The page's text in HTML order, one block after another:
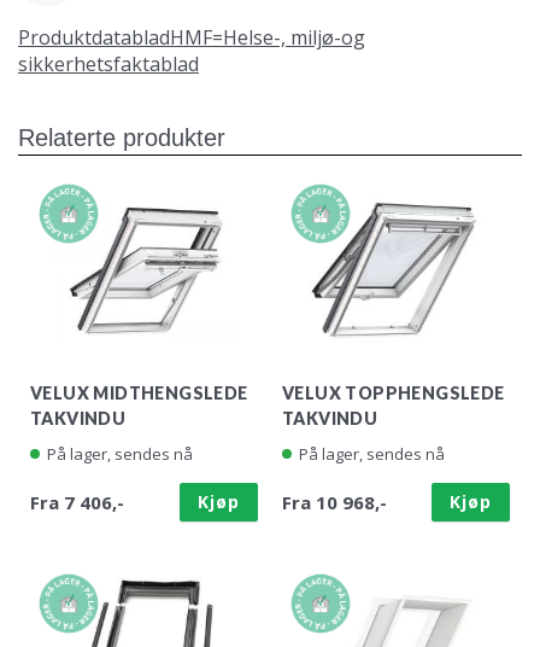
ProduktdatabladHMF=Helse-, miljø-og
sikkerhetsfaktablad
Relaterte produkter
VELUX MIDTHENGSLEDE
TAKVINDU
På lager, sendes nå
Fra 7 406,- Kjøp
VELUX TOPPHENGSLEDE
TAKVINDU
På lager, sendes nå
Fra 10 968,- Kjøp